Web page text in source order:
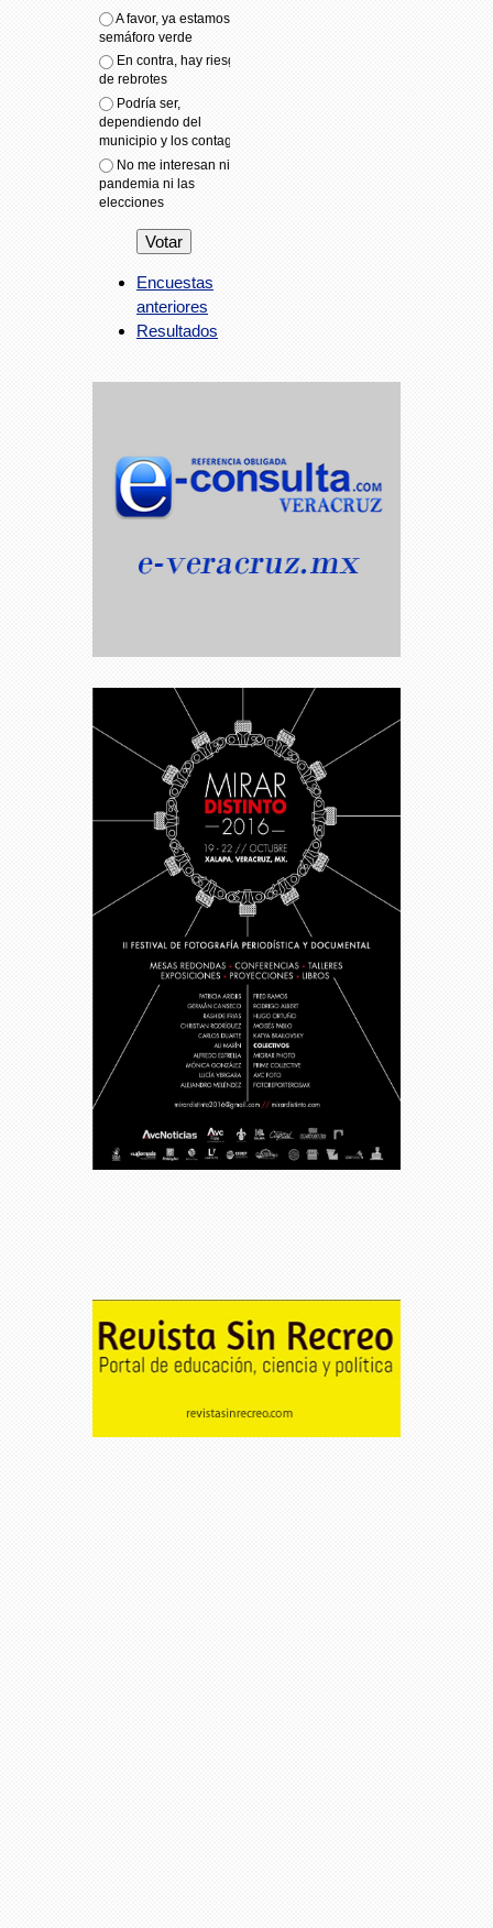
A favor, ya estamos en
semáforo verde
En contra, hay riesgo
de rebrotes
Podría ser,
dependiendo del
municipio y los contagios
No me interesan ni la
pandemia ni las
elecciones
Encuestas
anteriores
Resultados